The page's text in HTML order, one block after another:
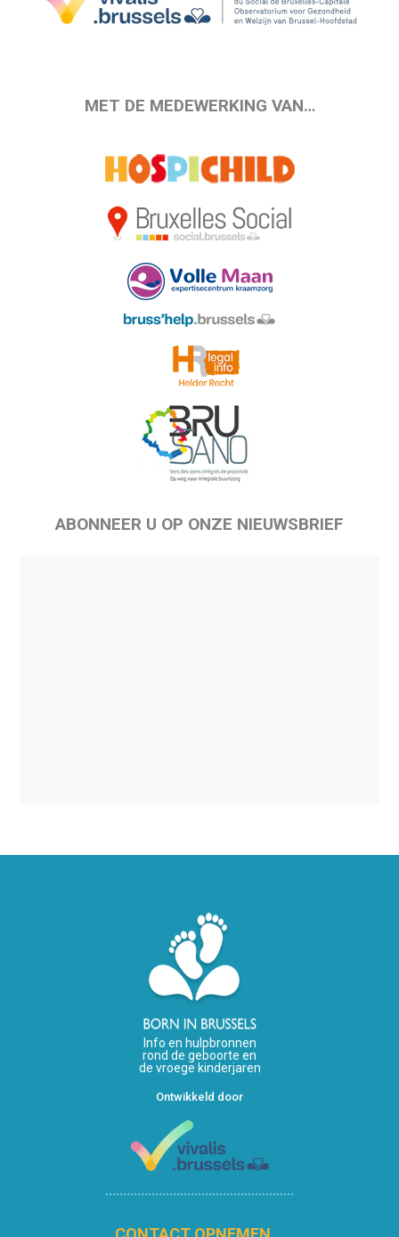
MET DE MEDEWERKING VAN…
ABONNEER U OP ONZE NIEUWSBRIEF
Info en hulpbronnen
rond de geboorte en
de vroege kinderjaren
Ontwikkeld door